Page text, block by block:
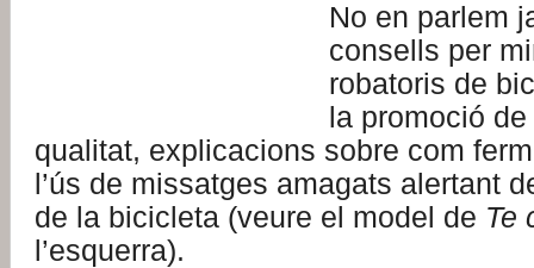
No en parlem
consells per
robatoris de
la promoció
qualitat, explicacions sobre com
l’ús de missatges amagats alertant
de la bicicleta (veure el model de Te
l’esquerra).